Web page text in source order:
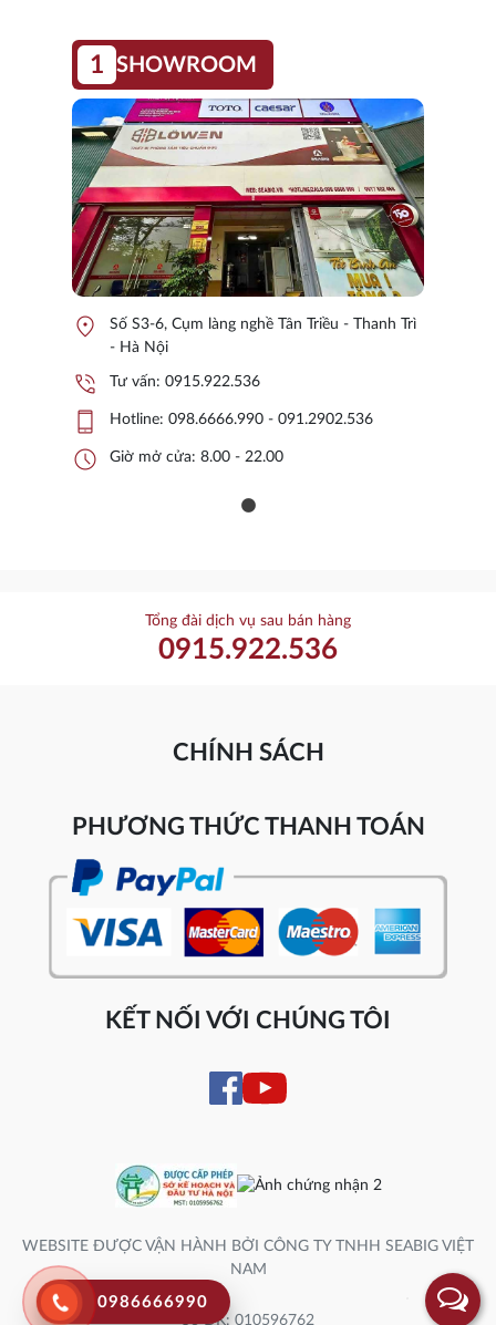
1 SHOWROOM
location_on
Số S3-6, Cụm làng nghề Tân Triều - Thanh Trì
- Hà Nội
phone_in_talk Tư vấn: 0915.922.536
phone_iphone Hotline: 098.6666.990 - 091.2902.536
schedule Giờ mở cửa: 8.00 - 22.00
Tổng đài dịch vụ sau bán hàng
0915.922.536
CHÍNH SÁCH
PHƯƠNG THỨC THANH TOÁN
KẾT NỐI VỚI CHÚNG TÔI
WEBSITE ĐƯỢC VẬN HÀNH BỞI CÔNG TY TNHH SEABIG VIỆT
NAM
Số ĐK: 010596762
0986666990